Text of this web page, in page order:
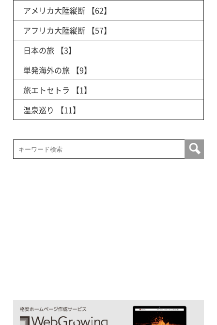
アメリカ大陸縦断 【62】
アフリカ大陸縦断 【57】
日本の旅 【3】
単発海外の旅 【9】
旅エトセトラ 【1】
温泉巡り
【11】